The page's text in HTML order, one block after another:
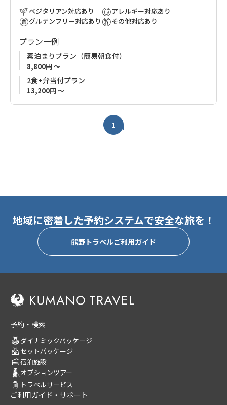
ご希望の方はチェックインの際にお尋ねください。
ベジタリアン対応あり
グルテンフリー対応あり
アレルギー対応あり
その他対応あり
プラン一例
素泊まりプラン（簡易朝食付）
8,800円 ～
2食+弁当付プラン
13,200円 ～
1
地域に密着した予約システムで安全な旅を！
熊野トラベルご利用ガイド
予約・検索
ダイナミックパッケージ
セットパッケージ
宿泊施設
オプションツアー
トラベルサービス
ご利用ガイド・サポート